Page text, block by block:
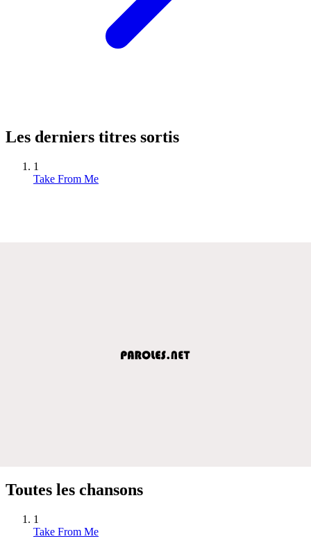
Les derniers titres sortis
1
Take From Me
Toutes les chansons
1
Take From Me